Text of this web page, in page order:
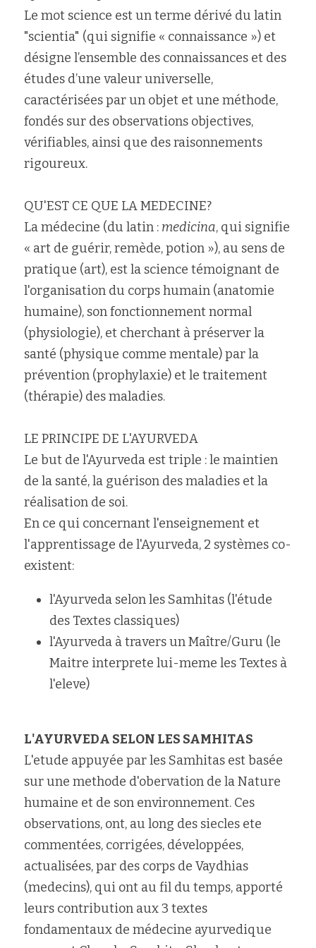
Rechercher
Le mot science est un terme dérivé du latin
"scientia" (qui signifie « connaissance ») et
désigne l’ensemble des connaissances et des
études d’une valeur universelle,
caractérisées par un objet et une méthode,
fondés sur des observations objectives,
vérifiables, ainsi que des raisonnements
rigoureux.
QU'EST CE QUE LA MEDECINE?
La médecine (du latin : medicina, qui signifie
« art de guérir, remède, potion »), au sens de
pratique (art), est la science témoignant de
l'organisation du corps humain (anatomie
humaine), son fonctionnement normal
(physiologie), et cherchant à préserver la
santé (physique comme mentale) par la
prévention (prophylaxie) et le traitement
(thérapie) des maladies.
LE PRINCIPE DE L'AYURVEDA
Le but de l'Ayurveda est triple : le maintien
de la santé, la guérison des maladies et la
réalisation de soi.
En ce qui concernant l'enseignement et
l'apprentissage de l'Ayurveda, 2 systèmes co-
existent:
l'Ayurveda selon les Samhitas (l'étude
des Textes classiques)
l'Ayurveda à travers un Maître/Guru (le
Maitre interprete lui-meme les Textes à
l'eleve)
L'AYURVEDA SELON LES SAMHITAS
L'etude appuyée par les Samhitas est basée
sur une methode d'obervation de la Nature
humaine et de son environnement. Ces
observations, ont, au long des siecles ete
commentées, corrigées, développées,
actualisées, par des corps de Vaydhias
(medecins), qui ont au fil du temps, apporté
leurs contribution aux 3 textes
fondamentaux de médecine ayurvedique